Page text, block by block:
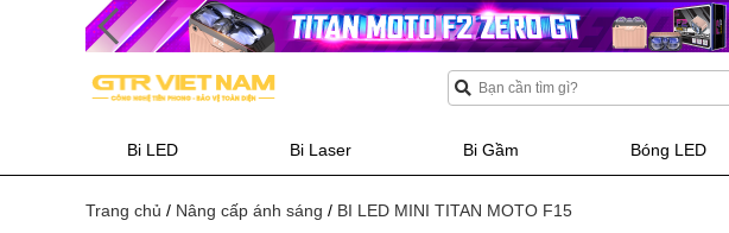
Bi LED Bi Laser Bi Gầm Bóng LED
Trang chủ / Nâng cấp ánh sáng / BI LED MINI TITAN MOTO F15